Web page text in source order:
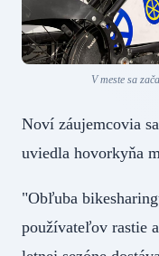
V meste sa
Noví záujemcovia
uviedla hovorkyňa
"Obľuba
používateľov rastie